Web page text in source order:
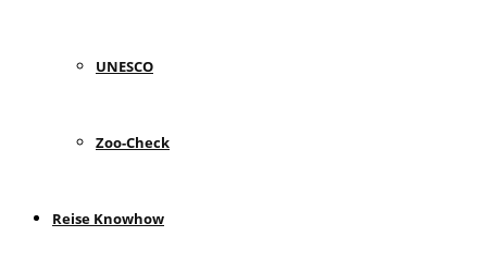
UNESCO
Zoo-Check
Reise Knowhow